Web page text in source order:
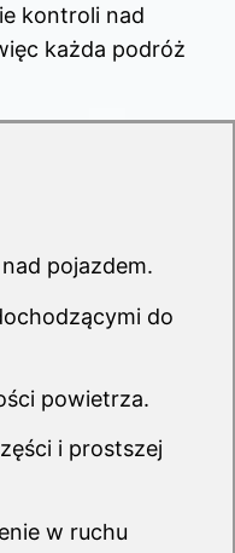
kontroli nad
każda podróż
pojazdem.
do
powietrza.
i prostszej
w ruchu